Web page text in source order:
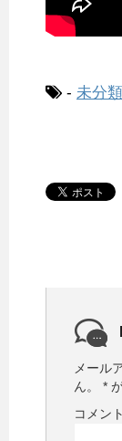
- 未分類
メール
ん。
*
コメント